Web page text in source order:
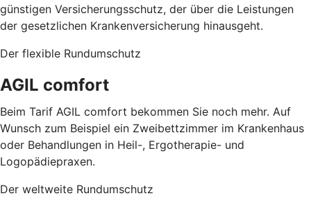
günstigen Versicherungsschutz, der über die Leistungen
der gesetzlichen Krankenversicherung hinausgeht.
Der flexible Rundumschutz
AGIL comfort
Beim Tarif AGIL comfort bekommen Sie noch mehr. Auf
Wunsch zum Beispiel ein Zweibettzimmer im Krankenhaus
oder Behandlungen in Heil-, Ergotherapie- und
Logopädiepraxen.
Der weltweite Rundumschutz